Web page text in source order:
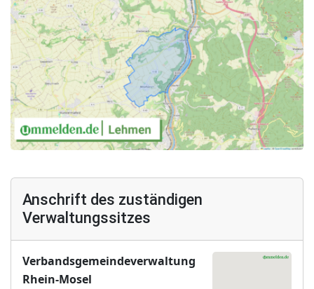
Anschrift des zuständigen
Verwaltungssitzes
Verbandsgemeindeverwaltung
Rhein-Mosel